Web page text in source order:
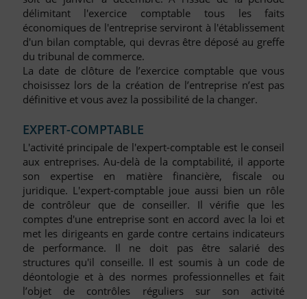
délimitant l'exercice comptable tous les faits
économiques de l'entreprise serviront à l'établissement
d'un bilan comptable, qui devras être déposé au greffe
du tribunal de commerce.
La date de clôture de l’exercice comptable que vous
choisissez lors de la création de l’entreprise n’est pas
définitive et vous avez la possibilité de la changer.
EXPERT-COMPTABLE
L'activité principale de l'expert-comptable est le conseil
aux entreprises. Au-delà de la comptabilité, il apporte
son expertise en matière financière, fiscale ou
juridique. L'expert-comptable joue aussi bien un rôle
de contrôleur que de conseiller. Il vérifie que les
comptes d'une entreprise sont en accord avec la loi et
met les dirigeants en garde contre certains indicateurs
de performance. Il ne doit pas être salarié des
structures qu'il conseille. Il est soumis à un code de
déontologie et à des normes professionnelles et fait
l’objet de contrôles réguliers sur son activité